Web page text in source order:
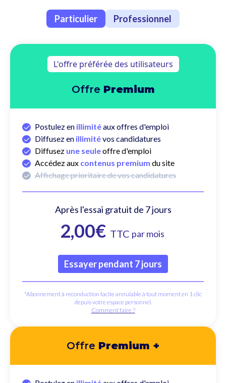
Particulier Professionnel
L'offre préférée des utilisateurs
Offre Premium
✓ Postulez en illimitéaux offres d'emploi
✓ Diffusez en illimitévos candidatures
✓ Diffusez une seuleoffre d'emploi
✓ Accédez aux contenus premium du site
✓ Affichage prioritaire de vos candidatures
Après l'essai gratuit de 7 jours
2,00€ TTC par mois
Essayer pendant 7 jours
*Abonnement à reconduction tacite annulable à tout moment en 1 clic
depuis votre espace personnel.
Comment faire ?
Offre Premium +